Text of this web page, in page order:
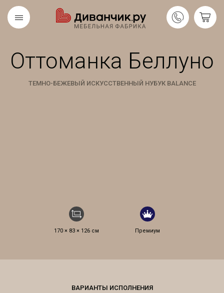
Оттоманка Беллуно
ТЕМНО-БЕЖЕВЫЙ ИСКУССТВЕННЫЙ НУБУК BALANCE
170 × 83 × 126 см Премиум
Скандинавская